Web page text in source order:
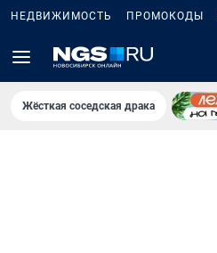
НЕДВИЖИМОСТЬ ПРОМОКОДЫ
Жёсткая соседская драка